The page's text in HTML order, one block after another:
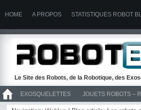
HOME A PROPOS STATISTIQUES ROBOT
Le Site des Robots, de la Robotique, des
EXOSQUELETTES JOUETS ROBOTS –